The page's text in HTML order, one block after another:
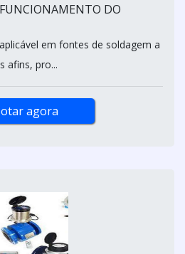
DO
em fontes de soldagem a
afins, pro...
agora